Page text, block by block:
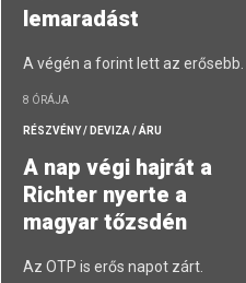
lemaradást
A végén a forint lett az erősebb.
8 ÓRÁJA
RÉSZVÉNY / DEVIZA / ÁRU
A nap végi hajrát a
Richter nyerte a
magyar tőzsdén
Az OTP is erős napot zárt.